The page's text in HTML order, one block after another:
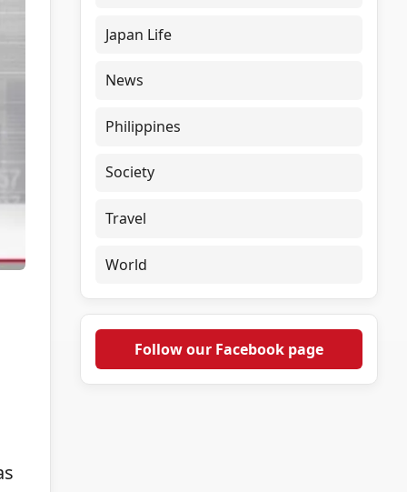
Japan Life
News
Philippines
Society
Travel
World
Follow our Facebook page